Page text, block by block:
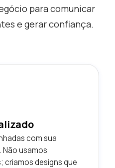
para comunicar
e gerar confiança.
com sua
Não usamos
criamos designs que